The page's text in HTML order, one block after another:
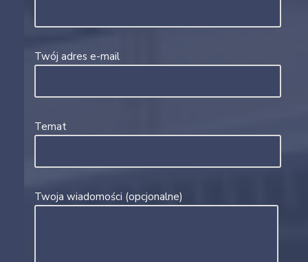
Twój adres e-mail
Temat
Twoja wiadomości (opcjonalne)